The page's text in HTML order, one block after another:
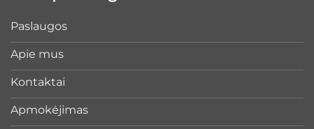
Paslaugos
Apie mus
Kontaktai
Apmokėjimas